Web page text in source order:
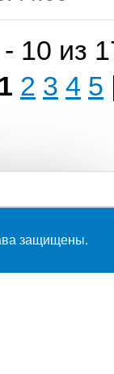
10 из
1 2 3 4 5
защищены.